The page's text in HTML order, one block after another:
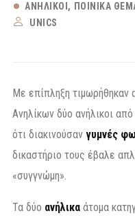
ΑΝΉΛΙΚΟΙ
ΠΟΙΝΙΚΆ
UNICS
Με επίπληξη τιμωρήθηκαν
Ανηλίκων δύο ανήλικοι από
ότι διακινούσαν γυμνές
δικαστήριο τους έβαλε
«συγγνώμη».
Τα δύο ανήλικα άτομα